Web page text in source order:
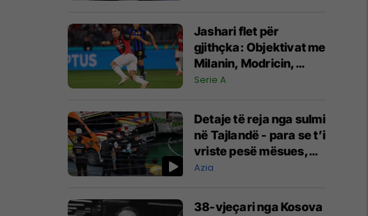
Jashari flet për
gjithçka: Objektivat me
Milanin, Modricin,
minutat dhe ofertat
Atalanta
Serie A
Detaje të reja nga sulmi
në Tajlandë - para se t’i
vriste pesë mësues,
nxënësi kishte vrarë
Azia
38-vjeçari nga Kosova